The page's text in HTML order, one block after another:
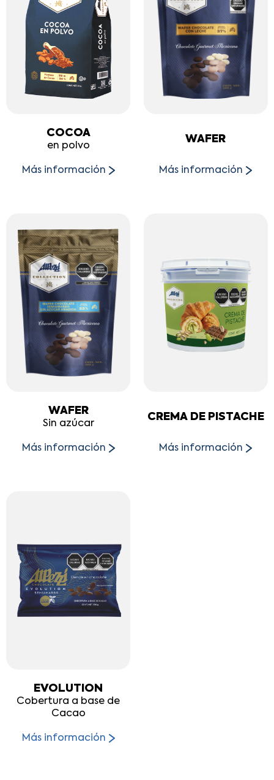
COCOA
en polvo
Más información
WAFER
Más información
WAFER
Sin azúcar
Más información
CREMA DE PISTACHE
Más información
EVOLUTION
Cobertura a base de
Cacao
Más información